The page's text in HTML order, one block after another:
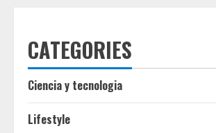
CATEGORIES
Ciencia y tecnologia
Lifestyle